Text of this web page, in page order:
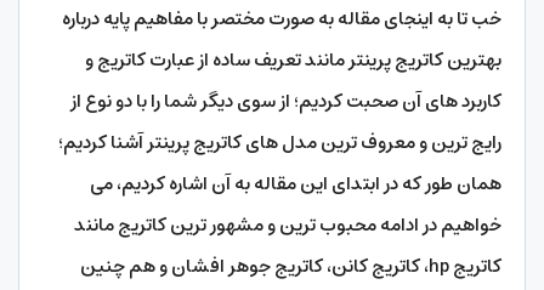
خب تا به اینجای مقاله به صورت مختصر با مفاهیم پایه درباره
بهترین کاتریج پرینتر مانند تعریف ساده از عبارت کاتریج و
کاربرد های آن صحبت کردیم؛ از سوی دیگر شما را با دو نوع از
رایج ترین و معروف ترین مدل های کاتریج پرینتر آشنا کردیم؛
همان طور که در ابتدای این مقاله به آن اشاره کردیم، می
خواهیم در ادامه محبوب ترین و مشهور ترین کاتریج مانند
کاتریج hp، کاتریج کانن، کاتریج جوهر افشان و هم چنین